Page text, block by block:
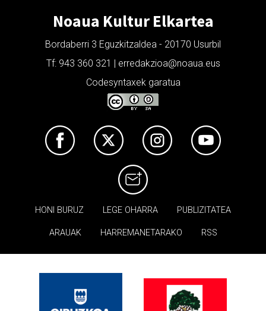
Noaua Kultur Elkartea
Bordaberri 3 Eguzkitzaldea - 20170 Usurbil
Tf: 943 360 321 | erredakzioa@noaua.eus
Codesyntaxek garatua
HONI BURUZ LEGE OHARRA PUBLIZITATEA
ARAUAK HARREMANETARAKO RSS